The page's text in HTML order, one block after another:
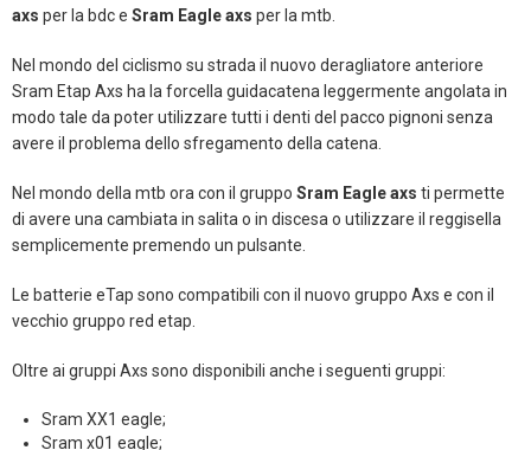
axs per la bdc e Sram Eagle axs per la mtb.
Nel mondo del ciclismo su strada il nuovo deragliatore anteriore
Sram Etap Axs ha la forcella guidacatena leggermente angolata in
modo tale da poter utilizzare tutti i denti del pacco pignoni senza
avere il problema dello sfregamento della catena.
Nel mondo della mtb ora con il gruppo Sram Eagle axs ti permette
di avere una cambiata in salita o in discesa o utilizzare il reggisella
semplicemente premendo un pulsante.
Le batterie eTap sono compatibili con il nuovo gruppo Axs e con il
vecchio gruppo red etap.
Oltre ai gruppi Axs sono disponibili anche i seguenti gruppi:
Sram XX1 eagle;
Sram x01 eagle;